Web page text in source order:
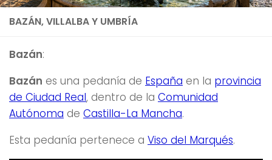
BAZÁN, VILLALBA Y UMBRÍA
Decentralized crypto trading platform for
integration and faster fiat on-ramps.
Bazán:
Bazán es una pedanía de España en la provincia
de Ciudad Real, dentro de la Comunidad
Autónoma de Castilla-La Mancha.
Esta pedanía pertenece a Viso del Marqués.